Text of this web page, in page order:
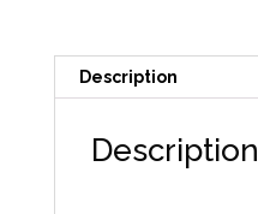
Description
Description